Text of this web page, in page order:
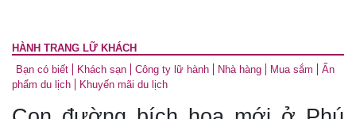
HÀNH TRANG LỮ KHÁCH
Bạn có biết
Khách sạn Công ty lữ hành Nhà hàng Mua sắm
Ấn
phẩm du lịch
Khuyến mãi du lịch